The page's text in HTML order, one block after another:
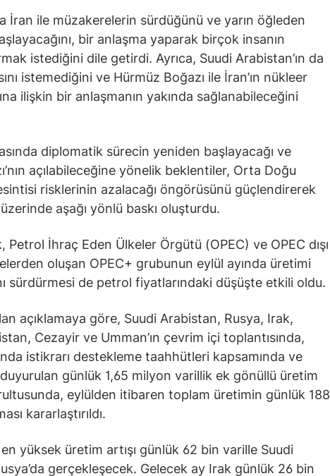
İran ile müzakerelerin sürdüğünü ve yarın öğleden
bir anlaşma yaparak birçok insanın
istediğini dile getirdi. Ayrıca, Suudi Arabistan’ın da
istemediğini ve Hürmüz Boğazı ile İran’ın nükleer
ilişkin bir anlaşmanın yakında sağlanabileceğini
diplomatik sürecin yeniden başlayacağı ve
açılabileceğine yönelik beklentiler, Orta Doğu
risklerinin azalacağı öngörüsünü güçlendirerek
aşağı yönlü baskı oluşturdu.
Petrol İhraç Eden Ülkeler Örgütü (OPEC) ve OPEC dışı
oluşan OPEC+ grubunun eylül ayında üretimi
sürdürmesi de petrol fiyatlarındaki düşüşte etkili oldu.
açıklamaya göre, Suudi Arabistan, Rusya, Irak,
Cezayir ve Umman’ın çevrim içi toplantısında,
istikrarı destekleme taahhütleri kapsamında ve
günlük 1,65 milyon varillik ek gönüllü üretim
eylülden itibaren toplam üretimin günlük 188
kararlaştırıldı.
yüksek üretim artışı günlük 62 bin varille Suudi
gerçekleşecek. Gelecek ay Irak günlük 26 bin